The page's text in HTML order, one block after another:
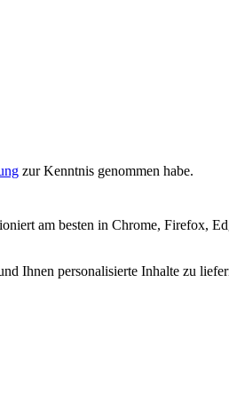
zur Kenntnis genommen habe.
am besten in Chrome, Firefox,
Ihnen personalisierte Inhalte zu